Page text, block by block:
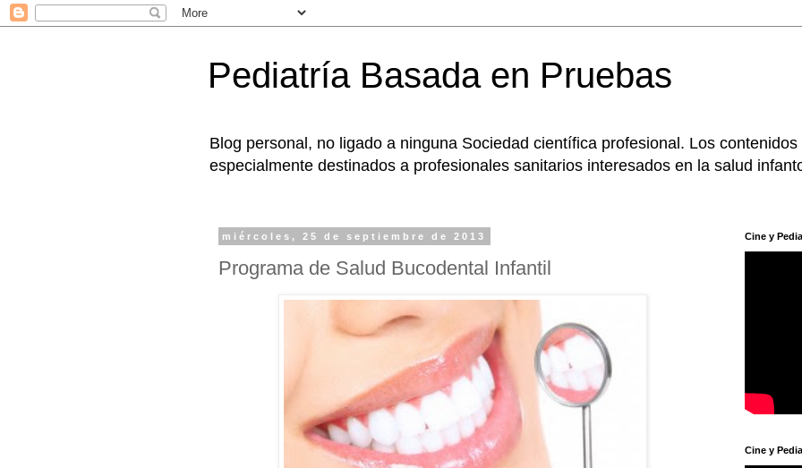
Pediatría Basada en Pruebas
Blog personal, no ligado a ninguna Sociedad científica profesional. Los
especialmente destinados a profesionales sanitarios interesados en la salud
miércoles, 25 de septiembre de 2013
Programa de Salud Bucodental Infantil
Cine y
Cine y